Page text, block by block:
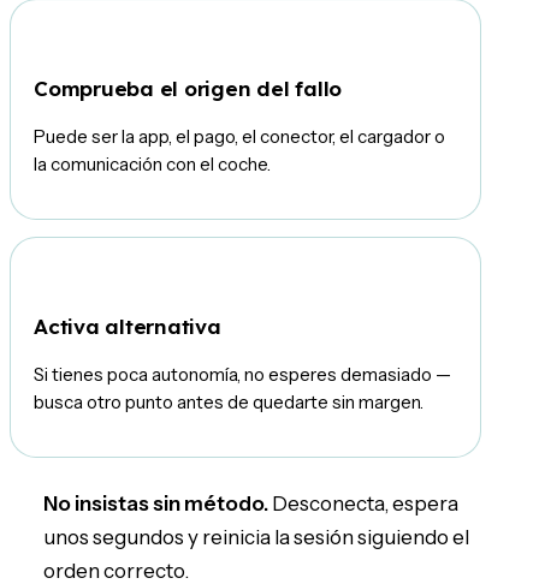
Comprueba el origen del fallo
Puede ser la app, el pago, el conector, el cargador o
la comunicación con el coche.
Activa alternativa
Si tienes poca autonomía, no esperes demasiado —
busca otro punto antes de quedarte sin margen.
No insistas sin método. Desconecta, espera
unos segundos y reinicia la sesión siguiendo el
orden correcto.